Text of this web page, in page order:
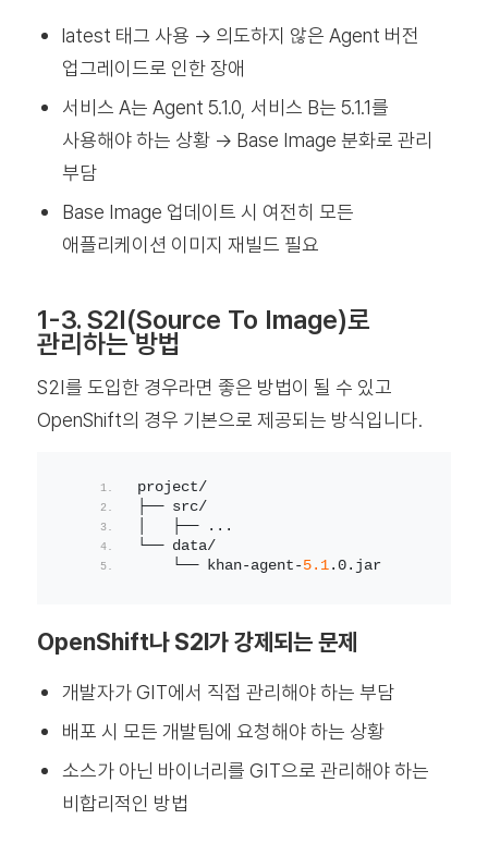
latest 태그 사용 → 의도하지 않은 Agent 버전
업그레이드로 인한 장애
서비스 A는 Agent 5.1.0, 서비스 B는 5.1.1를
사용해야 하는 상황 → Base Image 분화로 관리
부담
Base Image 업데이트 시 여전히 모든
애플리케이션 이미지 재빌드 필요
1-3. S2I(Source To Image)로
관리하는 방법
S2I를 도입한 경우라면 좋은 방법이 될 수 있고
OpenShift의 경우 기본으로 제공되는 방식입니다.
project/
├── src/
│   ├── ...
└── data/
    └── khan-agent-
5.1. 0. jar
OpenShift나 S2I가 강제되는 문제
개발자가 GIT에서 직접 관리해야 하는 부담
배포 시 모든 개발팀에 요청해야 하는 상황
소스가 아닌 바이너리를 GIT으로 관리해야 하는
비합리적인 방법